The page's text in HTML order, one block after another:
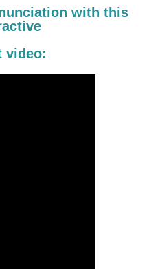
with this
video: